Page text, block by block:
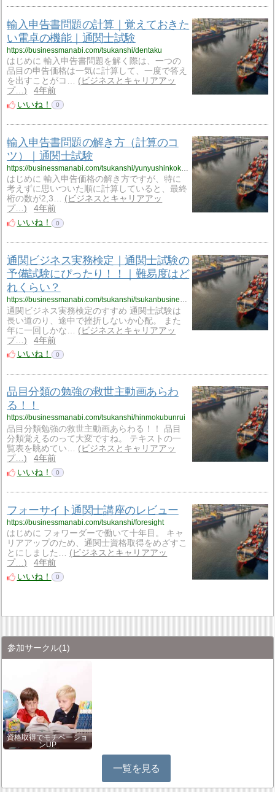
輸入申告書問題の計算｜覚えておきた
い電卓の機能｜通関士試験
https://businessmanabi.com/tsukanshi/dentaku
はじめに 輸入申告書問題を解く際は、一つの
品目の申告価格は一気に計算して、一度で答え
を出すことがコ…
ビジネスとキャリアアッ
プ…
4年前
いいね！
0
輸入申告書問題の解き方（計算のコ
ツ）｜通関士試験
https://businessmanabi.com/tsukanshi/yunyushinkokukeisan
はじめに 輸入申告価格の解き方ですが、特に
考えずに思いついた順に計算していると、最終
桁の数が2,3…
ビジネスとキャリアアッ
プ…
4年前
いいね！
0
通関ビジネス実務検定｜通関士試験の
予備試験にぴったり！！｜難易度はど
れくらい？
https://businessmanabi.com/tsukanshi/tsukanbusinessjitsumukentei
通関ビジネス実務検定のすすめ 通関士試験は
長い道のり、途中で挫折しないか心配。 また
年に一回しかな…
ビジネスとキャリアアッ
プ…
4年前
いいね！
0
品目分類の勉強の救世主動画あらわ
る！！
https://businessmanabi.com/tsukanshi/hinmokubunrui
品目分類勉強の救世主動画あらわる！！ 品目
分類覚えるのって大変ですね。 テキストの一
覧表を眺めてい…
ビジネスとキャリアアッ
プ…
4年前
いいね！
0
フォーサイト通関士講座のレビュー
https://businessmanabi.com/tsukanshi/foresight
はじめに フォワーダーで働いて十年目。 キャ
リアアップのため、通関士資格取得をめざすこ
とにしました…
ビジネスとキャリアアッ
プ…
4年前
いいね！
0
参加サークル(1)
資格取得でモチベーショ
ンUP
一覧を見る